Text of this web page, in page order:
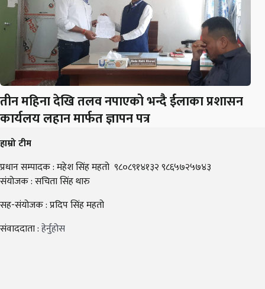
तीन महिना देखि तलव नपाएको भन्दै ईलाका प्रशासन
कार्यलय लहान मार्फत ज्ञापन पत्र
हाम्रो टीम
प्रधान सम्पादक : महेश सिंह महतो ९८०८९१४१३२ ९८६५७२५७४३
संयोजक : सचिता सिंह थारु
सह-संयोजक : प्रदिप सिंह महतो
संवाददाता :हेर्नुहोस